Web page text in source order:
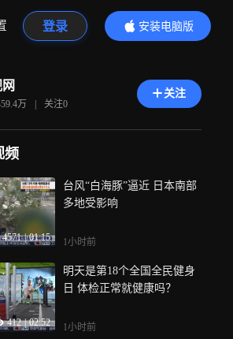
登录
安装电脑版
内容更精彩
万 | 关注0
关注
频
4571 | 01:15
台风“白海豚”逼近 日本南部
多地受影响
1小时前
412 | 02:52
明天是第18个全国全民健身
日 体检正常就健康吗？
1小时前